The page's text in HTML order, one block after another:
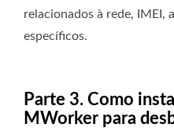
relacionados à rede, IMEI,
específicos.
Parte 3. Como
MWorker para